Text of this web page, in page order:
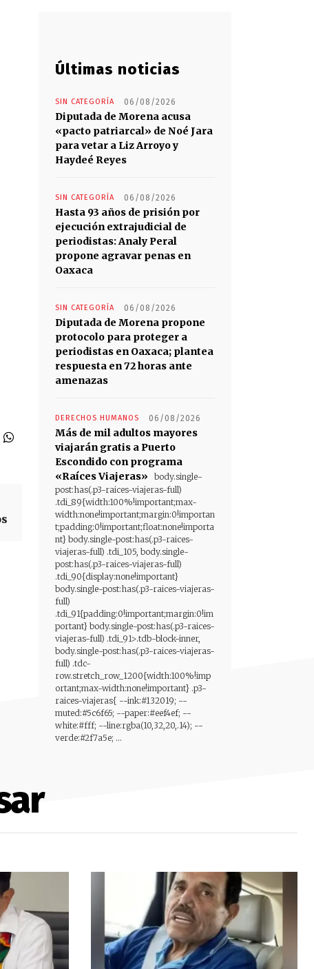
Últimas noticias
SIN CATEGORÍA 06/08/2026
Diputada de Morena acusa
«pacto patriarcal» de Noé Jara
para vetar a Liz Arroyo y
Haydeé Reyes
SIN CATEGORÍA 06/08/2026
Hasta 93 años de prisión por
ejecución extrajudicial de
periodistas: Analy Peral
propone agravar penas en
Oaxaca
SIN CATEGORÍA 06/08/2026
Diputada de Morena propone
protocolo para proteger a
periodistas en Oaxaca; plantea
respuesta en 72 horas ante
amenazas
DERECHOS HUMANOS 06/08/2026
Más de mil adultos mayores
viajarán gratis a Puerto
Escondido con programa
«Raíces Viajeras»
body.single-
post:has(.p3-raices-viajeras-full)
.tdi_89{width:100%!important;max-
width:none!important;margin:0!importan
t;padding:0!important;float:none!importa
nt} body.single-post:has(.p3-raices-
viajeras-full) .tdi_105, body.single-
post:has(.p3-raices-viajeras-full)
.tdi_90{display:none!important}
body.single-post:has(.p3-raices-viajeras-
full)
.tdi_91{padding:0!important;margin:0!im
portant} body.single-post:has(.p3-raices-
viajeras-full) .tdi_91>.tdb-block-inner,
body.single-post:has(.p3-raices-viajeras-
full) .tdc-
row.stretch_row_1200{width:100%!imp
ortant;max-width:none!important} .p3-
raices-viajeras{ --ink:#132019; --
muted:#5c6f65; --paper:#eef4ef; --
white:#fff; --line:rgba(10,32,20,.14); --
verde:#2f7a5e; ...